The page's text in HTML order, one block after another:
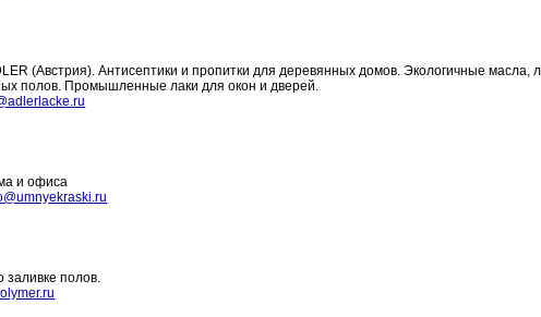
(Австрия). Антисептики и пропитки для деревянных домов. Экологичные масла,
полов. Промышленные лаки для окон и дверей.
и офиса
заливке полов.